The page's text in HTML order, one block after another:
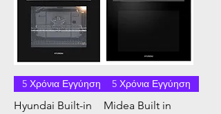
5 Χρόνια Εγγύηση
Hyundai Built-in
5 Χρόνια Εγγύηση
Midea Built in